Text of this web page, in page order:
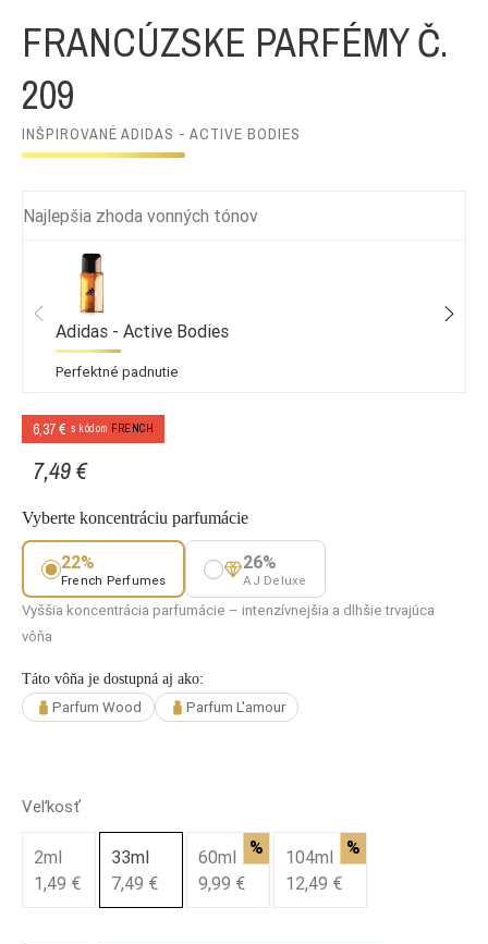
FRANCÚZSKE PARFÉMY Č.
209
INŠPIROVANÉ ADIDAS - ACTIVE BODIES
Najlepšia zhoda vonných tónov
Adidas - Active Bodies
Perfektné padnutie
6,37 € s kódom FRENCH
7,49 €
Vyberte koncentráciu parfumácie
22%
French Perfumes
26%
AJ Deluxe
Vyššia koncentrácia parfumácie – intenzívnejšia a dlhšie trvajúca
vôňa
Táto vôňa je dostupná aj ako:
Parfum Wood Parfum L'amour
Veľkosť
2ml
1,49 €
33ml
7,49 €
60ml %
9,99 €
104ml %
12,49 €